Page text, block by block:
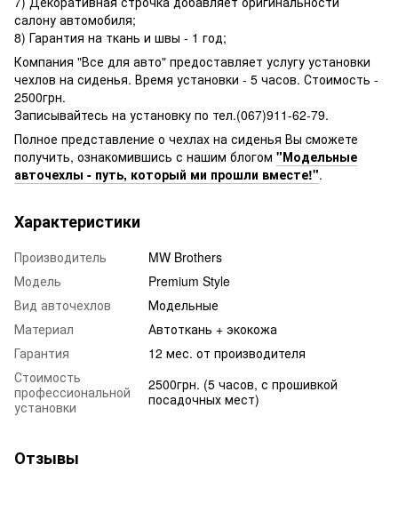
салону автомобиля;
8) Гарантия на ткань и швы - 1 год;
Компания "Все для авто" предоставляет услугу установки
чехлов на сиденья. Время установки - 5 часов. Стоимость -
2500грн.
Записывайтесь на установку по тел.(067)911-62-79.
Полное представление о чехлах на сиденья Вы cможете
получить, ознакомившись с нашим блогом "Модельные
авточехлы - путь, который ми прошли вместе!".
Характеристики
Производитель
MW Brothers
Модель
Premium Style
Вид авточехлов
Модельные
Материал
Автоткань + экокожа
Гарантия
12 мес. от производителя
Стоимость
профессиональной
установки
2500грн. (5 часов, с прошивкой
посадочных мест)
Отзывы